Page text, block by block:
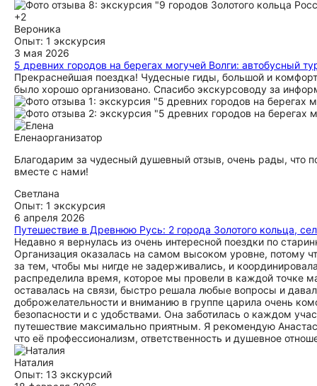
+2
Вероника
Опыт: 1 экскурсия
3 мая 2026
5 древних городов на берегах могучей Волги: автобусный
Прекраснейшая поездка! Чудесные гиды, большой и
было хорошо организовано. Спасибо экскурсоводу за
Еленаорганизатор
Благодарим за чудесный душевный отзыв, очень рады, что
вместе с нами!
Светлана
Опыт: 1 экскурсия
6 апреля 2026
Путешествие в Древнюю Русь: 2 города Золотого кольца,
Недавно я вернулась из очень интересной поездки по
Организация оказалась на самом высоком уровне, потому
за тем, чтобы мы нигде не задерживались, и
распределила время, которое мы провели в каждой точке
оставалась на связи, быстро решала любые вопросы и
доброжелательности и вниманию в группе царила очень
безопасности и с удобствами. Она заботилась о каждом
путешествие максимально приятным. Я рекомендую
что её профессионализм, ответственность и душевное
Наталия
Опыт: 13 экскурсий